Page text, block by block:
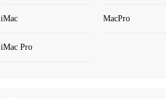
iMac MacPro
iMac Pro